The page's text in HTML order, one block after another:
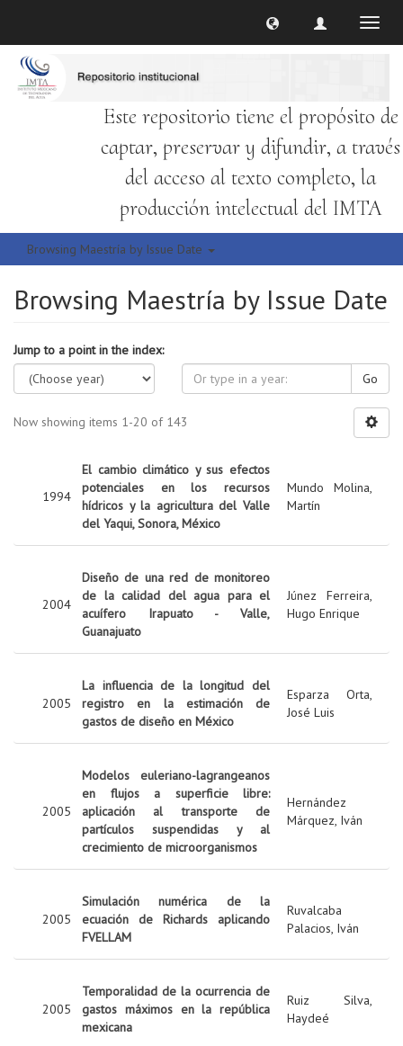
Este repositorio tiene el propósito de
captar, preservar y difundir, a través
del acceso al texto completo, la
producción intelectual del IMTA
Browsing Maestría by Issue Date
Browsing Maestría by Issue Date
Jump to a point in the index:
Go
Now showing items 1-20 of 143
1994
El cambio climático y sus efectos
potenciales en los recursos
hídricos y la agricultura del Valle
del Yaqui, Sonora, México
Mundo Molina,
Martín
2004
Diseño de una red de monitoreo
de la calidad del agua para el
acuífero Irapuato - Valle,
Guanajuato
Júnez Ferreira,
Hugo Enrique
2005
La influencia de la longitud del
registro en la estimación de
gastos de diseño en México
Esparza Orta,
José Luis
2005
Modelos euleriano-lagrangeanos
en flujos a superficie libre:
aplicación al transporte de
partículos suspendidas y al
crecimiento de microorganismos
Hernández
Márquez, Iván
2005
Simulación numérica de la
ecuación de Richards aplicando
FVELLAM
Ruvalcaba
Palacios, Iván
2005
Temporalidad de la ocurrencia de
gastos máximos en la república
mexicana
Ruiz Silva,
Haydeé